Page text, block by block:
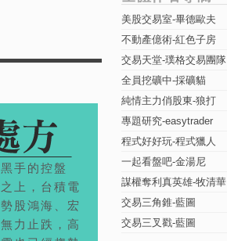
手的控盤
上，台積電
股鴻海、宏
力止跌，高
美股交易室-畢德歐夫
不動產億術-紅色子房
交易天堂-璞格交易團隊
全員挖礦中-採礦貓
純情主力俏股東-狼打
專題研究-easytrader
程式好好玩-程式獵人
一起看盤吧-金湯尼
謀權奪利真英雄-牧清華
交易三角錐-藍圖
交易三叉戳-藍圖